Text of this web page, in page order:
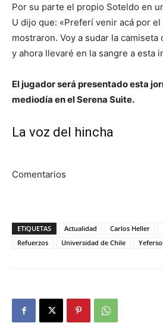
Por su parte el propio Soteldo en
U dijo que: «Preferí venir acá por
mostraron. Voy a sudar la
y ahora llevaré en la sangre a esta
El jugador será presentado esta
mediodía en el Serena Suite.
La voz del hincha
Comentarios
ETIQUETAS Actualidad Carlos Heller
Refuerzos
Universidad de Chile